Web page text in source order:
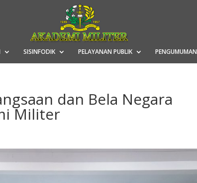
SISINFODIK PELAYANAN PUBLIK PENGUMUMAN
dan Bela Negara
Militer